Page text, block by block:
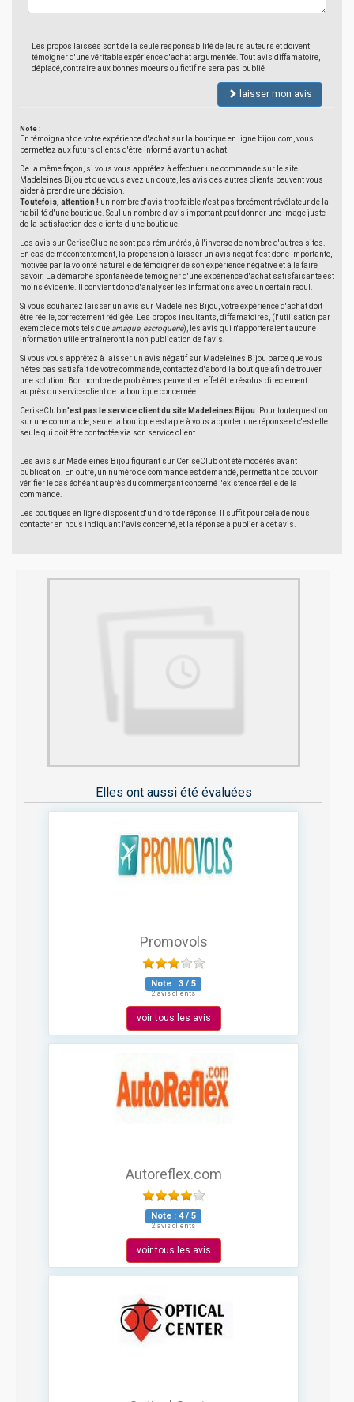
Les propos laissés sont de la seule responsabilité de leurs auteurs et doivent
témoigner d'une véritable expérience d'achat argumentée. Tout avis diffamatoire,
déplacé, contraire aux bonnes moeurs ou fictif ne sera pas publié
laisser mon avis
Note :
En témoignant de votre expérience d'achat sur la boutique en ligne bijou.com, vous
permettez aux futurs clients d'être informé avant un achat.
De la même façon, si vous vous apprêtez à effectuer une commande sur le site
Madeleines Bijou et que vous avez un doute, les avis des autres clients peuvent vous
aider à prendre une décision.
Toutefois, attention ! un nombre d'avis trop faible n'est pas forcément révélateur de la
fiabilité d'une boutique. Seul un nombre d'avis important peut donner une image juste
de la satisfaction des clients d'une boutique.
Les avis sur CeriseClub ne sont pas rémunérés, à l'inverse de nombre d'autres sites.
En cas de mécontentement, la propension à laisser un avis négatif est donc importante,
motivée par la volonté naturelle de témoigner de son expérience négative et à le faire
savoir. La démarche spontanée de témoigner d'une expérience d'achat satisfaisante est
moins évidente. Il convient donc d'analyser les informations avec un certain recul.
Si vous souhaitez laisser un avis sur Madeleines Bijou, votre expérience d'achat doit
être réelle, correctement rédigée. Les propos insultants, diffamatoires, (l'utilisation par
exemple de mots tels que arnaque, escroquerie), les avis qui n'apporteraient aucune
information utile entraîneront la non publication de l'avis.
Si vous vous apprêtez à laisser un avis négatif sur Madeleines Bijou parce que vous
n'êtes pas satisfait de votre commande, contactez d'abord la boutique afin de trouver
une solution. Bon nombre de problèmes peuvent en effet être résolus directement
auprès du service client de la boutique concernée.
CeriseClubn'est pas le service client du site Madeleines Bijou . Pour toute question
sur une commande, seule la boutique est apte à vous apporter une réponse et c'est elle
seule qui doit être contactée via son service client.
Les avis sur Madeleines Bijou figurant sur CeriseClub ont été modérés avant
publication. En outre, un numéro de commande est demandé, permettant de pouvoir
vérifier le cas échéant auprès du commerçant concerné l'existence réelle de la
commande.
Les boutiques en ligne disposent d'un droit de réponse. Il suffit pour cela de nous
contacter en nous indiquant l'avis concerné, et la réponse à publier à cet avis.
Elles ont aussi été évaluées
Promovols
Note : 3 / 5
2 avis clients
voir tous les avis
Autoreflex.com
Note : 4/ 5
2 avis clients
voir tous les avis